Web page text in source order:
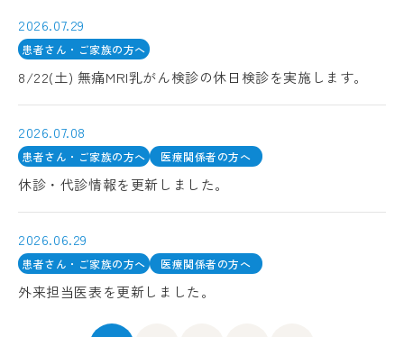
2026.07.29
患者さん・ご家族の方へ
8/22(土) 無痛MRI乳がん検診の休日検診を実施します。
2026.07.08
患者さん・ご家族の方へ 医療関係者の方へ
休診・代診情報を更新しました。
2026.06.29
患者さん・ご家族の方へ 医療関係者の方へ
外来担当医表を更新しました。